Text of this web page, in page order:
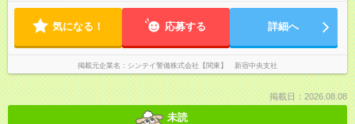
気になる！ 応募する 詳細へ
掲載元企業名 シンテイ警備株式会社【関東】 新宿中央支社
掲載日：2026.08.08
未読